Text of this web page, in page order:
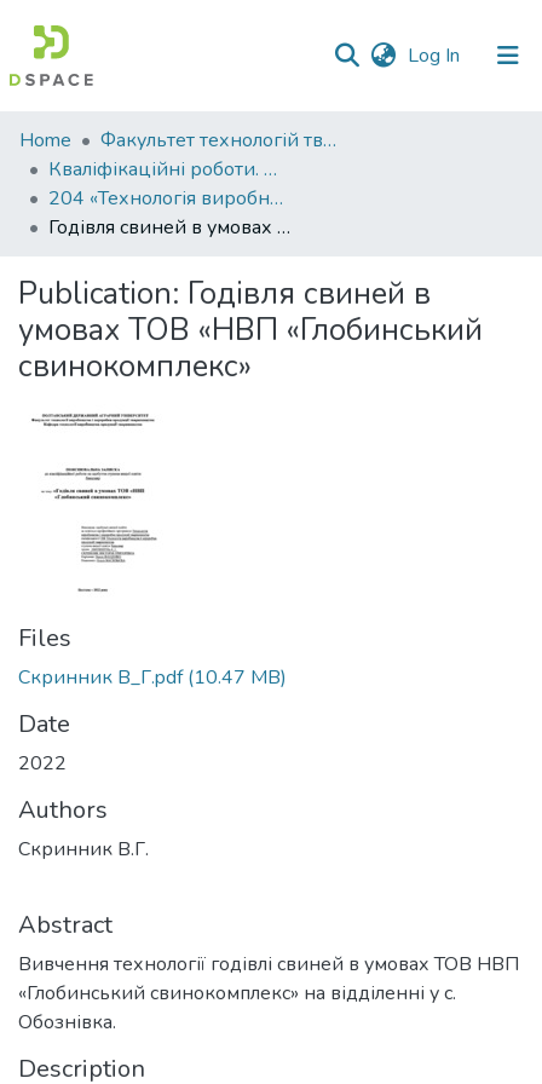
Log In (current)
Communities
&
Collections
All of DSpace
Statistics
Home
Факультет технологій тваринництва та продовольства
Кваліфікаційні роботи. Факультет технологій тваринництва та продовольства
204 «Технологія виробництва і переробки продукції тваринництва» - Бакалаври 2021-2022
Годівля свиней в умовах ТОВ «НВП «Глобинський свинокомплекс»
Publication: Годівля свиней в
умовах ТОВ «НВП «Глобинський
свинокомплекс»
Files
Скринник В_Г.pdf(10.47 MB)
Date
2022
Authors
Скринник В.Г.
Abstract
Вивчення технології годівлі свиней в умовах ТОВ НВП
«Глобинський свинокомплекс» на відділенні у с.
Обознівка.
Description